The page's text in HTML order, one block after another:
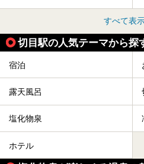
すべて表
切目駅の人気テーマから探
宿泊
露天風呂
塩化物泉
ホテル